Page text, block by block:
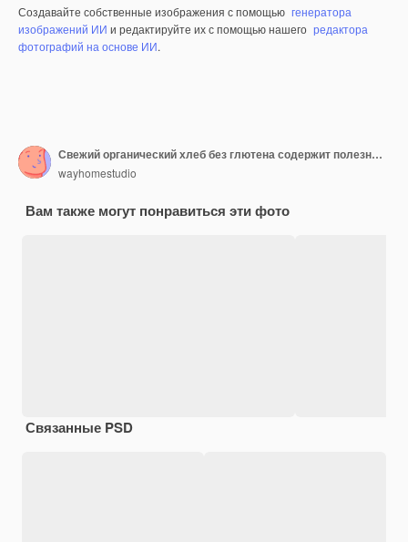
Создавайте собственные изображения с помощью генератора
изображений ИИ и редактируйте их с помощью нашего редактора
фотографий на основе ИИ.
Свежий органический хлеб без глютена содержит полезные ингредиенты, изготовлен из рафинированной муки, без подсластителей и растительных масел, может использоваться как часть сбалансированной диеты. Ржаной овсяный хлеб на закваске из цельнозерновой муки
wayhomestudio
Вам также могут понравиться эти фото
Связанные PSD